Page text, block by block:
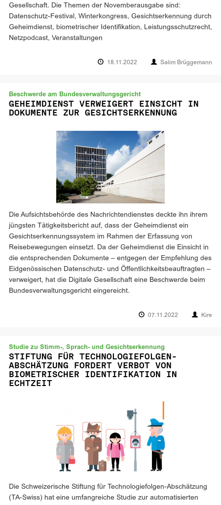
Gesellschaft. Die Themen der Novemberausgabe sind:
Datenschutz-Festival, Winterkongress, Gesichtserkennung durch
Geheimdienst, biometrischer Identifikation, Leistungsschutzrecht,
Netzpodcast, Veranstaltungen
18.11.2022 Salim Brüggemann
Beschwerde am Bundesverwaltungsgericht
GEHEIMDIENST VERWEIGERT EINSICHT IN
DOKUMENTE ZUR GESICHTSERKENNUNG
Die Aufsichtsbehörde des Nachrichtendienstes deckte ihn ihrem
jüngsten Tätigkeitsbericht auf, dass der Geheimdienst ein
Gesichtserkennungssystem im Rahmen der Erfassung von
Reisebewegungen einsetzt. Da der Geheimdienst die Einsicht in
die entsprechenden Dokumente – entgegen der Empfehlung des
Eidgenössischen Datenschutz- und Öffentlichkeitsbeauftragten –
verweigert, hat die Digitale Gesellschaft eine Beschwerde beim
Bundesverwaltungsgericht eingereicht.
07.11.2022 Kire
Studie zu Stimm-, Sprach- und Gesichtserkennung
STIFTUNG FÜR TECHNOLOGIEFOLGEN-
ABSCHÄTZUNG FORDERT VERBOT VON
BIOMETRISCHER IDENTIFIKATION IN
ECHTZEIT
Die Schweizerische Stiftung für Technologiefolgen-Abschätzung
(TA-Swiss) hat eine umfangreiche Studie zur automatisierten